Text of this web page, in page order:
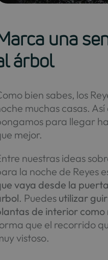
una
árbol
bien sabes, los
muchas casas.
para llegar
mejor.
nuestras ideas
la noche de Reyes
vaya desde la
. Puedes utilizar
de interior como
que el recorrido
vistoso.